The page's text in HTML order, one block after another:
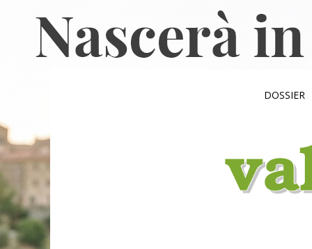
DOSSIER